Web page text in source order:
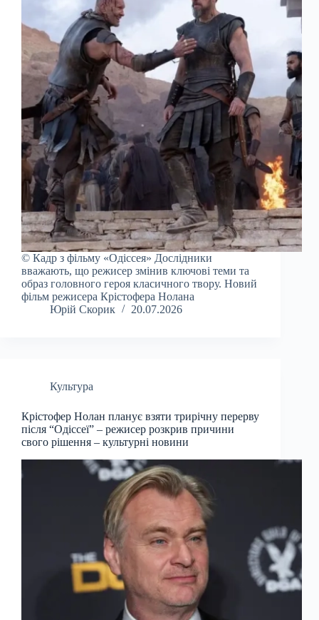
© Кадр з фільму «Одіссея» Дослідники
вважають, що режисер змінив ключові теми та
образ головного героя класичного твору. Новий
фільм режисера Крістофера Нолана
Юрій Скорик
20.07.2026
Культура
Крістофер Нолан планує взяти трирічну перерву
після “Одіссеї” – режисер розкрив причини
свого рішення – культурні новини